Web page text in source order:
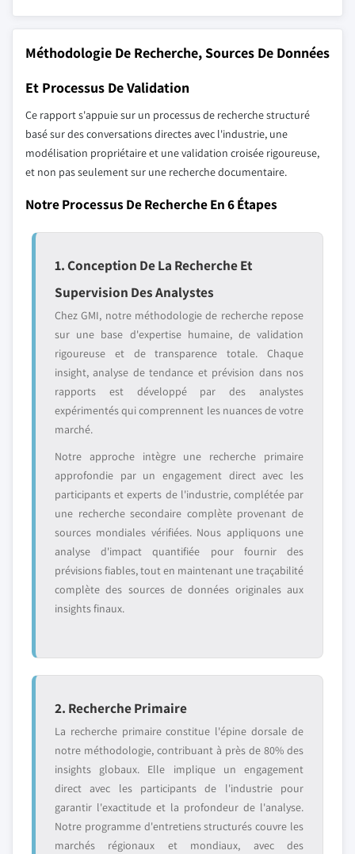
Méthodologie De Recherche, Sources De Données
Et Processus De Validation
Ce rapport s'appuie sur un processus de recherche structuré
basé sur des conversations directes avec l'industrie, une
modélisation propriétaire et une validation croisée rigoureuse,
et non pas seulement sur une recherche documentaire.
Notre Processus De Recherche En 6 Étapes
1. Conception De La Recherche Et
Supervision Des Analystes
Chez GMI, notre méthodologie de recherche repose
sur une base d'expertise humaine, de validation
rigoureuse et de transparence totale. Chaque
insight, analyse de tendance et prévision dans nos
rapports est développé par des analystes
expérimentés qui comprennent les nuances de votre
marché.
Notre approche intègre une recherche primaire
approfondie par un engagement direct avec les
participants et experts de l'industrie, complétée par
une recherche secondaire complète provenant de
sources mondiales vérifiées. Nous appliquons une
analyse d'impact quantifiée pour fournir des
prévisions fiables, tout en maintenant une traçabilité
complète des sources de données originales aux
insights finaux.
2. Recherche Primaire
La recherche primaire constitue l'épine dorsale de
notre méthodologie, contribuant à près de 80% des
insights globaux. Elle implique un engagement
direct avec les participants de l'industrie pour
garantir l'exactitude et la profondeur de l'analyse.
Notre programme d'entretiens structurés couvre les
marchés régionaux et mondiaux, avec des